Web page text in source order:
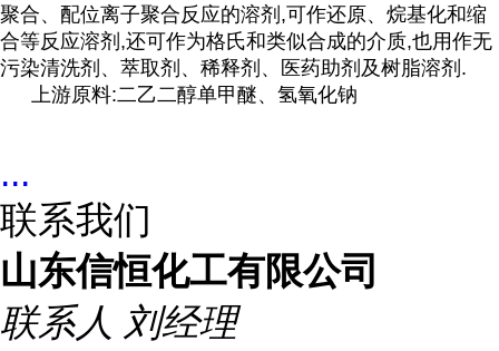
聚合、配位离子聚合反应的溶剂,可作还原、烷基化和缩
合等反应溶剂,还可作为格氏和类似合成的介质,也用作无
污染清洗剂、萃取剂、稀释剂、医药助剂及树脂溶剂.
上游原料:二乙二醇单甲醚、 氢氧化钠
...
联系我们
山东信恒化工有限公司
联系人 刘经理